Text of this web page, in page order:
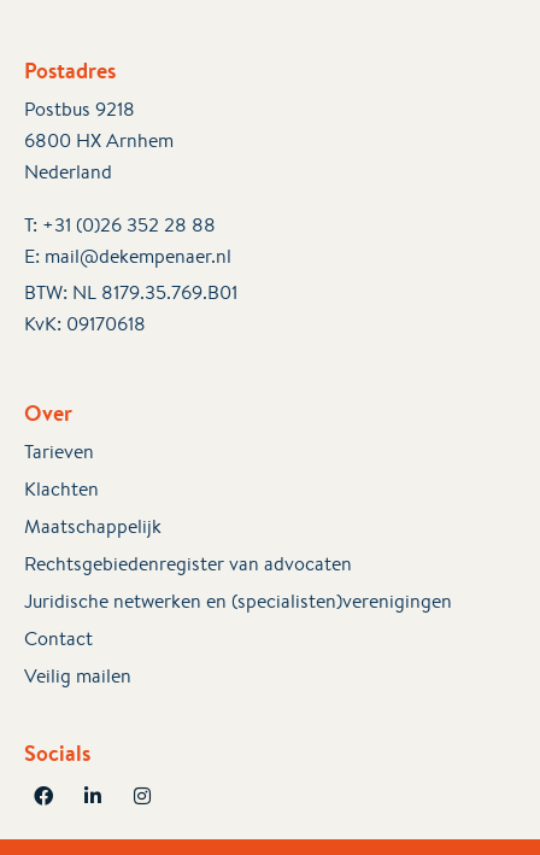
Postadres
Postbus 9218
6800 HX Arnhem
Nederland
T: +31 (0)26 352 28 88
E: mail@dekempenaer.nl
BTW: NL 8179.35.769.B01
KvK: 09170618
Over
Tarieven
Klachten
Maatschappelijk
Rechtsgebiedenregister van advocaten
Juridische netwerken en (specialisten)verenigingen
Contact
Veilig mailen
Socials